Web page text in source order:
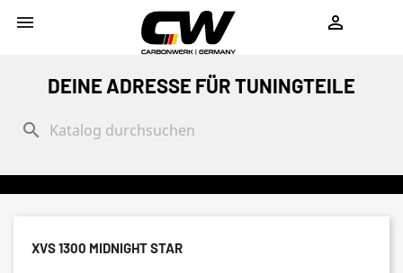
 
DEINE ADRESSE FÜR TUNINGTEILE
search
XVS 1300 MIDNIGHT STAR